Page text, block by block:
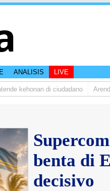
ANALISIS LIVE
kehonan di ciudadano
benta di
decisivo